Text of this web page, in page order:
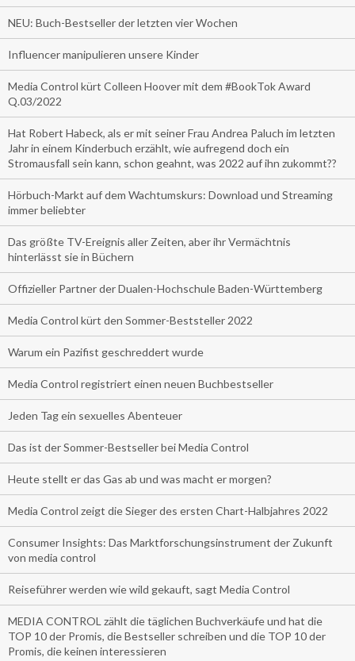
NEU: Buch-Bestseller der letzten vier Wochen
Influencer manipulieren unsere Kinder
Media Control kürt Colleen Hoover mit dem #BookTok Award
Q.03/2022
Hat Robert Habeck, als er mit seiner Frau Andrea Paluch im letzten
Jahr in einem Kinderbuch erzählt, wie aufregend doch ein
Stromausfall sein kann, schon geahnt, was 2022 auf ihn zukommt??
Hörbuch-Markt auf dem Wachtumskurs: Download und Streaming
immer beliebter
Das größte TV-Ereignis aller Zeiten, aber ihr Vermächtnis
hinterlässt sie in Büchern
Offizieller Partner der Dualen-Hochschule Baden-Württemberg
Media Control kürt den Sommer-Beststeller 2022
Warum ein Pazifist geschreddert wurde
Media Control registriert einen neuen Buchbestseller
Jeden Tag ein sexuelles Abenteuer
Das ist der Sommer-Bestseller bei Media Control
Heute stellt er das Gas ab und was macht er morgen?
Media Control zeigt die Sieger des ersten Chart-Halbjahres 2022
Consumer Insights: Das Marktforschungsinstrument der Zukunft
von media control
Reiseführer werden wie wild gekauft, sagt Media Control
MEDIA CONTROL zählt die täglichen Buchverkäufe und hat die
TOP 10 der Promis, die Bestseller schreiben und die TOP 10 der
Promis, die keinen interessieren